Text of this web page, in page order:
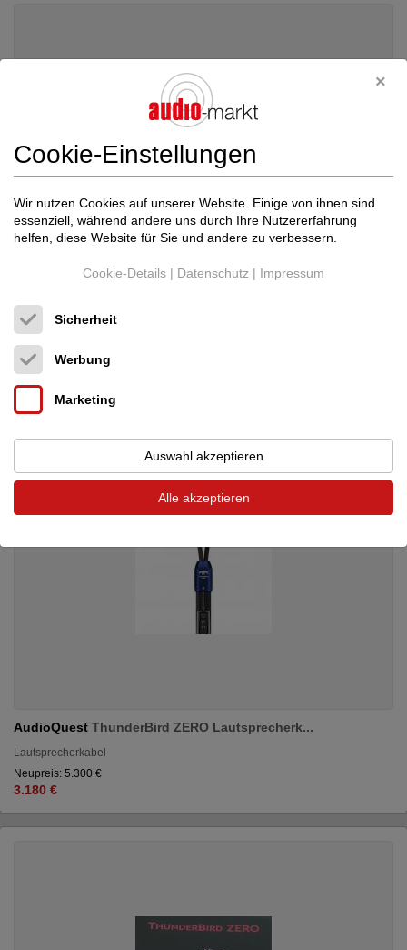
AudioQuest
Lautsprecherkabel
Neupreis: 4.300 €
2.580 €
AudioQuest ThunderBird ZERO Lautsprecherk...
Lautsprecherkabel
Neupreis: 5.300 €
3.180 €
Cookie-Einstellungen
Wir nutzen Cookies auf unserer Website. Einige von ihnen sind
essenziell, während andere uns durch Ihre Nutzererfahrung
helfen, diese Website für Sie und andere zu verbessern.
Cookie-Details | Datenschutz | Impressum
Sicherheit
Werbung
Marketing
Auswahl akzeptieren
Alle akzeptieren